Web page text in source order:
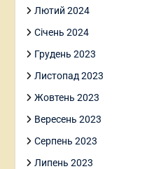
Лютий 2024
Січень 2024
Грудень 2023
Листопад 2023
Жовтень 2023
Вересень 2023
Серпень 2023
Липень 2023